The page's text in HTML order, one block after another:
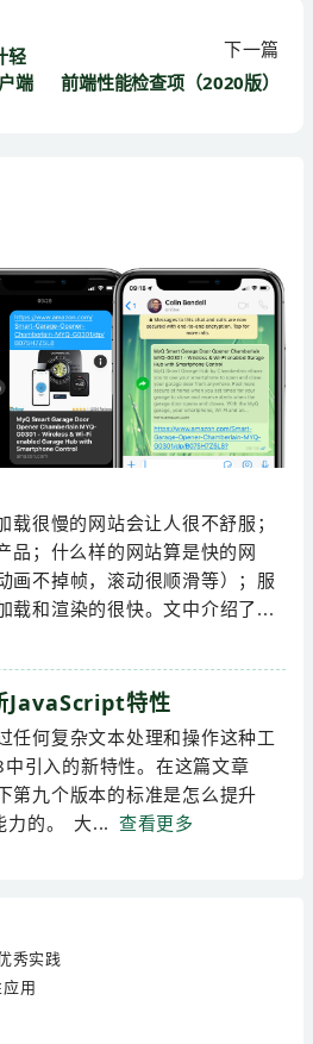
轻
端
下一篇
前端性能检查项（2020版）
很慢的网站会让人很不舒服；
品；什么样的网站算是快的网
画不掉帧，滚动很顺滑等）；服
载和渲染的很快。文中介绍了...
JavaScript特性
任何复杂文本处理和操作这种工
引入的新特性。在这篇文章
第九个版本的标准是怎么提升
力的。 大... 查看更多
秀实践
用